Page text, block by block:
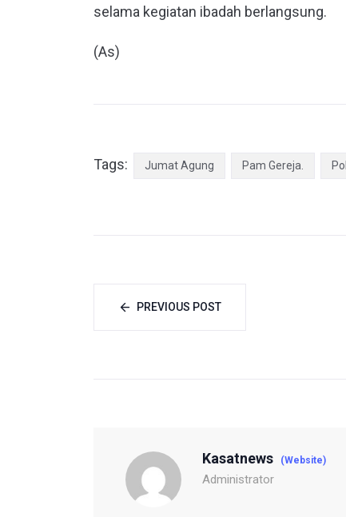
selama kegiatan ibadah berlangsung.
(As)
Tags: Jumat Agung Pam Gereja.
PREVIOUS POST
Kasatnews (Website)
Administrator